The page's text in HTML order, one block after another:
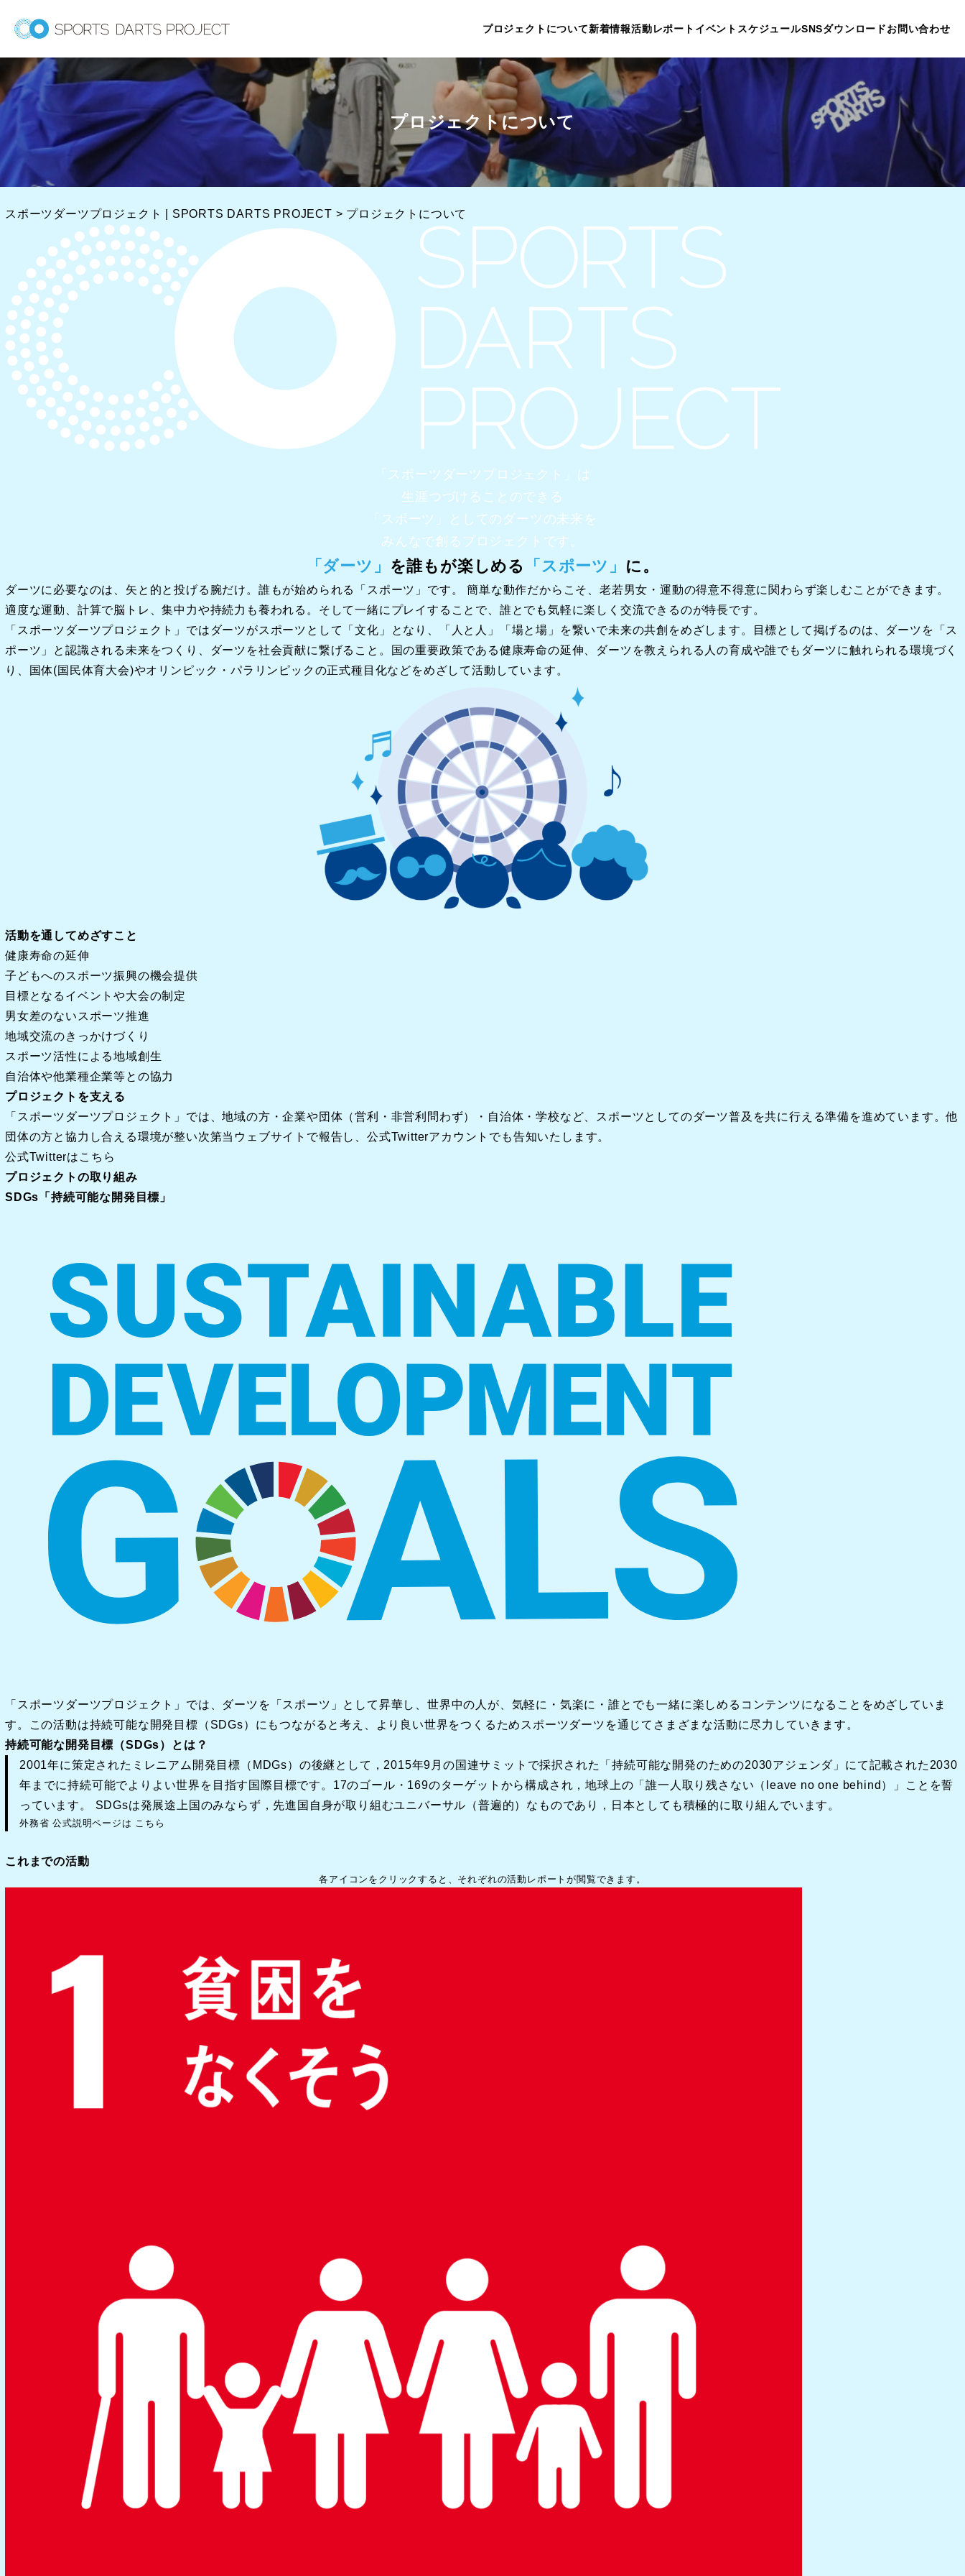
キ
ッ
プ
プロジェクトについて新着情報活動レポート イベントスケジュールSNSダウンロードお問い合わせ
プロジェクトについて
スポーツダーツプロジェクト | SPORTS DARTS PROJECT > プロジェクトについて
「スポーツダーツプロジェクト」は
生涯つづけることのできる
「スポーツ」としてのダーツの未来を
みんなで創るプロジェクトです。
「ダーツ」 を誰もが楽しめる 「スポーツ」 に。
ダーツに必要なのは、矢と的と投げる腕だけ。誰もが始められる「スポーツ」です。 簡単な動作だからこそ、老若男女・運動の得意不得意に関わらず楽しむことができます。
適度な運動、計算で脳トレ、集中力や持続力も養われる。そして一緒にプレイすることで、誰とでも気軽に楽しく交流できるのが特長です。
「スポーツダーツプロジェクト」ではダーツがスポーツとして「文化」となり、「人と人」「場と場」を繋いで未来の共創をめざします。目標として掲げるのは、ダーツを「ス
ポーツ」と認識される未来をつくり、ダーツを社会貢献に繋げること。国の重要政策である健康寿命の延伸、ダーツを教えられる人の育成や誰でもダーツに触れられる環境づく
り、国体(国民体育大会)やオリンピック・パラリンピックの正式種目化などをめざして活動しています。
活動を通してめざすこと
健康寿命の延伸
子どもへのスポーツ振興の機会提供
目標となるイベントや大会の制定
男女差のないスポーツ推進
地域交流のきっかけづくり
スポーツ活性による地域創生
自治体や他業種企業等との協力
プロジェクトを支える
「スポーツダーツプロジェクト」では、地域の方・企業や団体（営利・非営利問わず）・自治体・学校など、スポーツとしてのダーツ普及を共に行える準備を進めています。他
団体の方と協力し合える環境が整い次第当ウェブサイトで報告し、公式Twitterアカウントでも告知いたします。
公式Twitterはこちら
プロジェクトの取り組み
SDGs「持続可能な開発目標」
「スポーツダーツプロジェクト」では、ダーツを「スポーツ」として昇華し、世界中の人が、気軽に・気楽に・誰とでも一緒に楽しめるコンテンツになることをめざしていま
す。この活動は持続可能な開発目標（SDGs）にもつながると考え、より良い世界をつくるためスポーツダーツを通じてさまざまな活動に尽力していきます。
持続可能な開発目標（SDGs）とは？
2001年に策定された ミレニアム開発目標（MDGs） の後継として，2015年9月の国連サミットで採択された「持続可能な開発のための2030アジェンダ」にて記載された2030
年までに持続可能でよりよい世界を目指す国際目標です。17のゴール・169のターゲットから構成され，地球上の「誰一人取り残さない（leave no one behind）」ことを誓
っています。 SDGsは発展途上国のみならず，先進国自身が取り組むユニバーサル（普遍的）なものであり，日本としても積極的に取り組んでいます。
外務省 公式説明ページは こちら
これまでの活動
各アイコンをクリックすると、それぞれの活動レポートが閲覧できます。